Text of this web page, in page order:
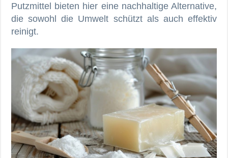
Putzmittel bieten hier eine nachhaltige Alternative,
die sowohl die Umwelt schützt als auch effektiv
reinigt.